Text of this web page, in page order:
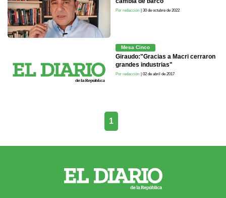
Por redacción | 30 de octubre de 2022
Mesa Cinco
Giraudo:"Gracias a Macri cerraron
grandes industrias"
Por redacción | 02 de abril de 2017
1